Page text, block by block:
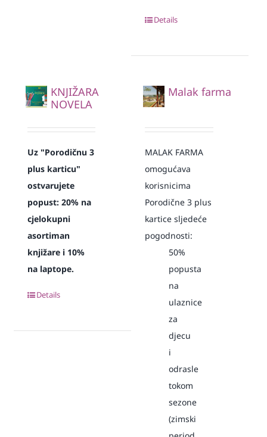
Details
KNJIŽARA
NOVELA
Uz "Porodičnu 3
plus karticu"
ostvarujete
popust: 20% na
cjelokupni
asortiman
knjižare i 10%
na laptope.
Details
Malak farma
MALAK FARMA
omogućava
korisnicima
Porodične 3 plus
kartice sljedeće
pogodnosti:
50%
popusta
na
ulaznice
za
djecu
i
odrasle
tokom
sezone
(zimski